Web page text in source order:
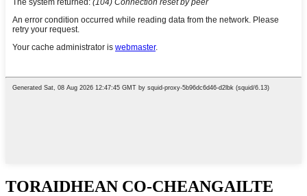
TORAIDHEAN CO-CHEANGAILTE